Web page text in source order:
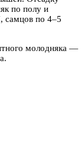
по полу и
самцов по 4–5
молодняка —